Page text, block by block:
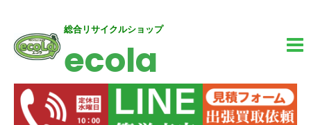
総合リサイクルショップ
ecola